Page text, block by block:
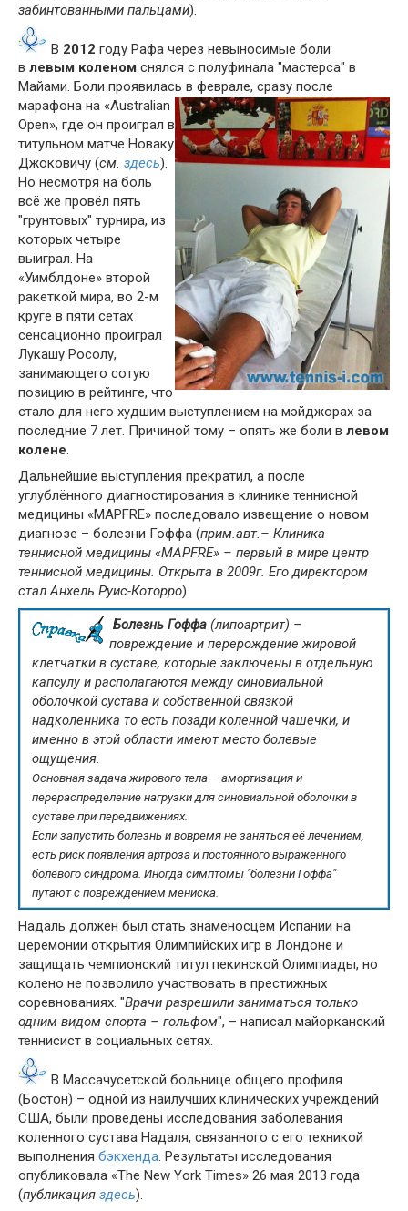
забинтованными пальцами).
В 2012 году Рафа через невыносимые боли
в левым коленом снялся с полуфинала "мастерcа" в
Майами. Боли проявилась в феврале, сразу после
марафона на «Australian
Open», где он проиграл в
титульном матче Новаку
Джоковичу (см. здесь).
Но несмотря на боль
всё же провёл пять
"грунтовых" турнира, из
которых четыре
выиграл. На
«Уимблдоне» второй
ракеткой мира, во 2-м
круге в пяти сетах
сенсационно проиграл
Лукашу Росолу,
занимающего сотую
позицию в рейтинге, что
стало для него худшим выступлением на мэйджорах за
последние 7 лет. Причиной тому – опять же боли в левом
колене.
Дальнейшие выступления прекратил, а после
углублённого диагностирования в клинике теннисной
медицины «MAPFRE» последовало извещение о новом
диагнозе – болезни Гоффа (прим.авт.– Клиника
теннисной медицины «MAPFRE» – первый в мире центр
теннисной медицины. Открыта в 2009г. Его директором
стал Анхель Руис-Которро).
Болезнь Гоффа (липоартрит) –
повреждение и перерождение жировой
клетчатки в суставе, которые заключены в отдельную
капсулу и располагаются между синовиальной
оболочкой сустава и собственной связкой
надколенника то есть позади коленной чашечки, и
именно в этой области имеют место болевые
ощущения.
Основная задача жирового тела – амортизация и
перераспределение нагрузки для синовиальной оболочки в
суставе при передвижениях.
Если запустить болезнь и вовремя не заняться её лечением,
есть риск появления артроза и постоянного выраженного
болевого синдрома. Иногда симптомы "болезни Гоффа"
путают с повреждением мениска.
Надаль должен был стать знаменосцем Испании на
церемонии открытия Олимпийских игр в Лондоне и
защищать чемпионский титул пекинской Олимпиады, но
колено не позволило участвовать в престижных
соревнованиях. "Врачи разрешили заниматься только
одним видом спорта – гольфом", – написал майорканский
теннисист в социальных сетях.
В Массачусетской больнице общего профиля
(Бостон) – одной из наилучших клинических учреждений
США, были проведены исследования заболевания
коленного сустава Надаля, связанного с его техникой
выполнения бэкхенда. Результаты исследования
опубликовала «The New York Times» 26 мая 2013 года
(публикация здесь).